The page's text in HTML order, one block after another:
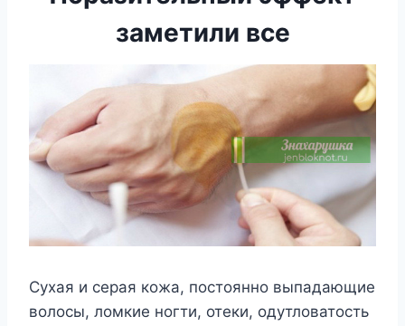
заметили все
Сухая и серая кожа, постоянно выпадающие
волосы, ломкие ногти, отеки, одутловатость